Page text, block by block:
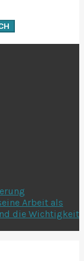
Arbeit als
die Wichtigkeit